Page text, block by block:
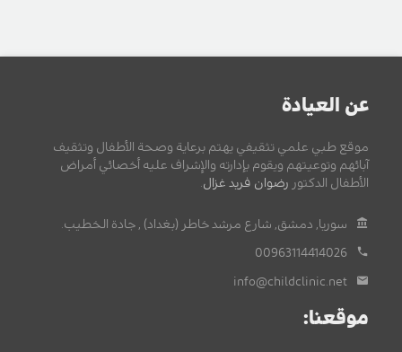
عن العيادة
موقع طبي علمي تثقيفي يهتم برعاية وصحة الأطفال وتثقيف
آبائهم وتوعيتهم ويقوم بإدارته والإشراف عليه أخصائي أمراض
الأطفال الدكتور رضوان فريد غزال.
سوريا, دمشق, شارع مرشد خاطر (بغداد) , جادة الخطيب.
00963114414026
info@childclinic.net
موقعنا: